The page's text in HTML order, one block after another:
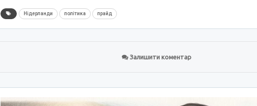
Нідерланди політика прайд
Залишити коментар